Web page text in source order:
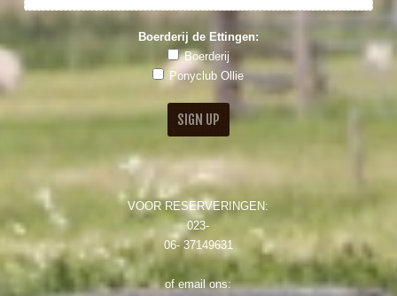
Boerderij de Ettingen:
Boerderij
Ponyclub Ollie
VOOR RESERVERINGEN:
023-
06- 37149631
of email ons: